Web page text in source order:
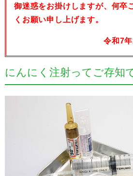
御迷惑をお掛けしますが、何卒
くお願い申し上げます。
令和7
にんにく注射ってご存知